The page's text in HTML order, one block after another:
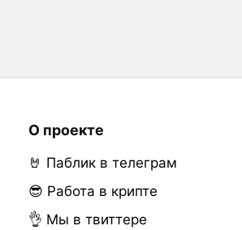
О проекте
🤘 Паблик в телеграм
😎 Работа в крипте
👌 Мы в твиттере